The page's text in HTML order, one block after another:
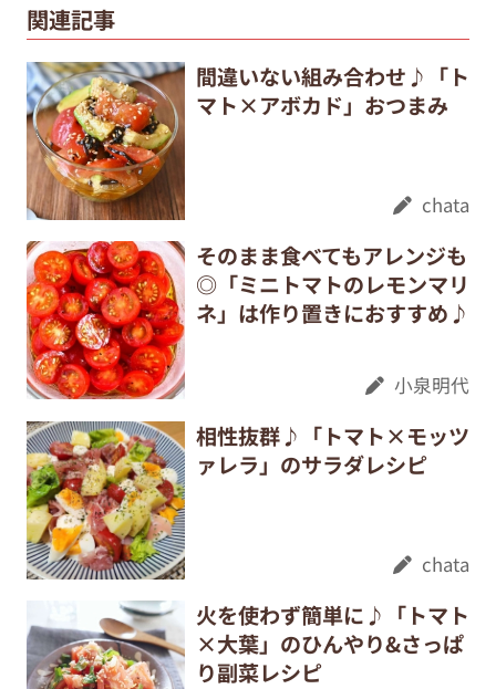
関連記事
間違いない組み合わせ♪「ト
マト×アボカド」おつまみ
chata
そのまま食べてもアレンジも
◎「ミニトマトのレモンマリ
ネ」は作り置きにおすすめ♪
小泉明代
相性抜群♪「トマト×モッツ
ァレラ」のサラダレシピ
chata
火を使わず簡単に♪「トマト
×大葉」のひんやり&さっぱ
り副菜レシピ